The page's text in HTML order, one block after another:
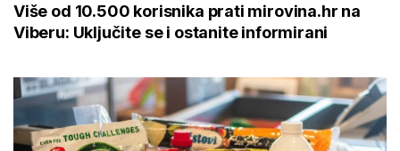
Više od 10.500 korisnika prati mirovina.hr na
Viberu: Uključite se i ostanite informirani